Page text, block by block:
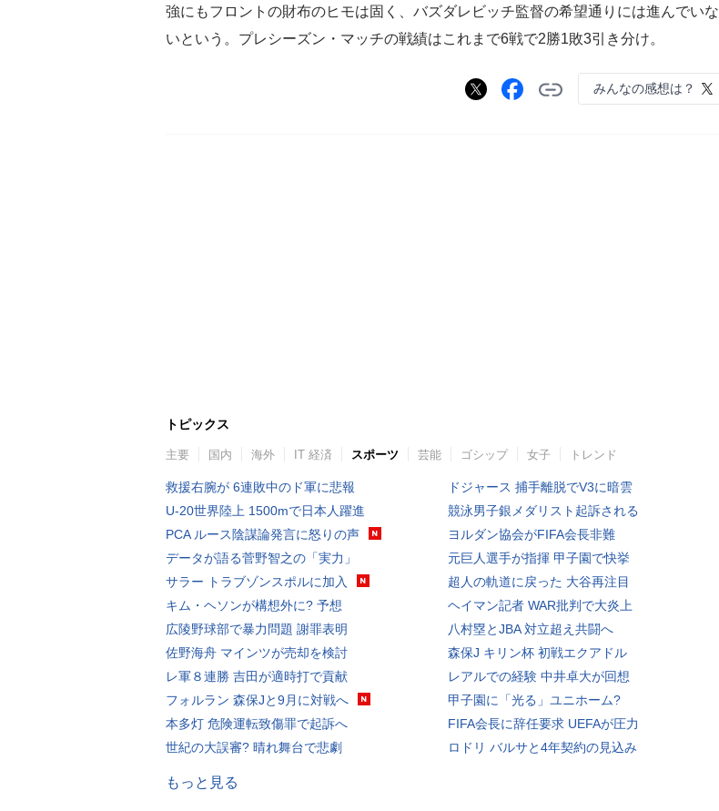
強にもフロントの財布のヒモは固く、バズダレビッチ監督の希望通りには進んでいな
いという。プレシーズン・マッチの戦績はこれまで6戦で2勝1敗3引き分け。
みんなの感想は？
トピックス
主要 国内 海外 IT 経済 スポーツ 芸能 ゴシップ 女子 トレンド
救援右腕が 6連敗中のド軍に悲報
U-20世界陸上 1500mで日本人躍進
PCA ルース陰謀論発言に怒りの声
データが語る菅野智之の「実力」
サラー トラブゾンスポルに加入
キム・ヘソンが構想外に? 予想
広陵野球部で暴力問題 謝罪表明
佐野海舟 マインツが売却を検討
レ軍８連勝 吉田が適時打で貢献
フォルラン 森保Jと9月に対戦へ
本多灯 危険運転致傷罪で起訴へ
世紀の大誤審? 晴れ舞台で悲劇
ドジャース 捕手離脱でV3に暗雲
競泳男子銀メダリスト起訴される
ヨルダン協会がFIFA会長非難
元巨人選手が指揮 甲子園で快挙
超人の軌道に戻った 大谷再注目
ヘイマン記者 WAR批判で大炎上
八村塁とJBA 対立超え共闘へ
森保J キリン杯 初戦エクアドル
レアルでの経験 中井卓大が回想
甲子園に「光る」ユニホーム?
FIFA会長に辞任要求 UEFAが圧力
ロドリ バルサと4年契約の見込み
もっと見る